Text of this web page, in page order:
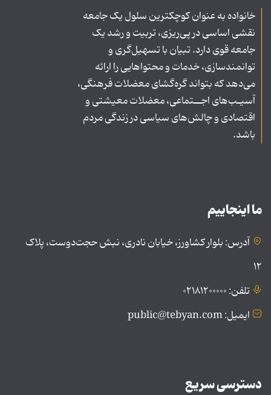
خانواده به عنوان کوچکترین سلول یک جامعه
نقشی اساسی در پی‌ریزی، تربیت و رشد یک
جامعه قوی دارد. تبیان با تسهیل‌گری و
توانمندسازی، خدمات و محتواهایی را ارائه
می‌دهد که بتواند گره‌گشای معضلات فرهنگی،
آسیـب‌های اجــتماعی، معضلات معیشتی و
اقتصادی و چالش‌های سیاسی در زندگی مردم
باشد.
ما اینجاییم
آدرس: بلوار کشاورز، خیابان نادری، نبش حجت‌دوست، پلاک
۱۲
تلفن: ۰۲۱۸۱۲۰۰۰۰۰
ایمیل: public@tebyan.com
دسترسی سریع